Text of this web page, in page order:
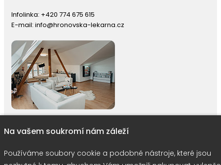
Infolinka: +420 774 675 615
E-mail: info@hronovska-lekarna.cz
© 2026 |E-shop JEDNIČKY |MarketingDOKTOR ESHOP&
Používáme soubory cookie
Na vašem soukromí nám záleží
Používáme soubory cookie a podobné nástroje, které jsou